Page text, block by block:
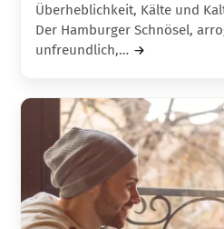
Überheblichkeit, Kälte und
Der Hamburger Schnösel,
unfreundlich,…